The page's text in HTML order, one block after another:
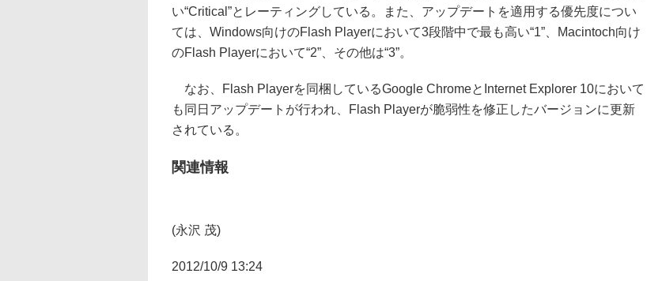
い“Critical”とレーティングしている。また、アップデートを適用する優先度につい
ては、Windows向けのFlash Playerにおいて3段階中で最も高い“1”、Macintoch向け
のFlash Playerにおいて“2”、その他は“3”。
なお、Flash Playerを同梱しているGoogle ChromeとInternet Explorer 10において
も同日アップデートが行われ、Flash Playerが脆弱性を修正したバージョンに更新
されている。
関連情報
(永沢 茂)
2012/10/9 13:24